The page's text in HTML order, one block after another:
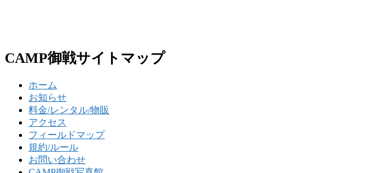
CAMP御戦サイトマップ
ホーム
お知らせ
料金/レンタル/物販
アクセス
フィールドマップ
規約/ルール
お問い合わせ